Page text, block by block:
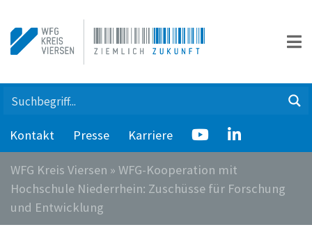
Kontakt Presse Karriere
WFG Kreis Viersen » WFG-Kooperation mit
Hochschule Niederrhein: Zuschüsse für Forschung
und Entwicklung